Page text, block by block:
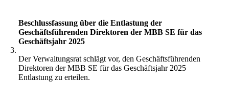
3.
Beschlussfassung über die Entlastung der
Geschäftsführenden Direktoren der MBB SE für das
Geschäftsjahr 2025
Der Verwaltungsrat schlägt vor, den Geschäftsführenden
Direktoren der MBB SE für das Geschäftsjahr 2025
Entlastung zu erteilen.